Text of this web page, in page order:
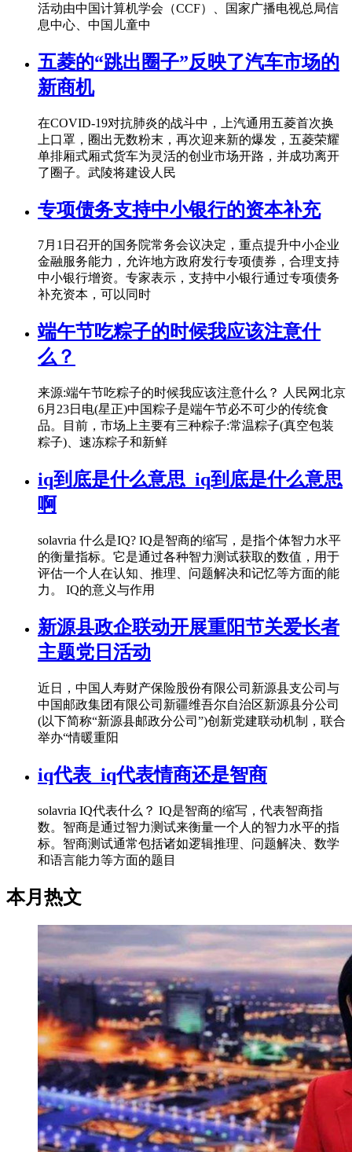
活动由中国计算机学会（CCF）、国家广播电视总局信
息中心、中国儿童中
五菱的“跳出圈子”反映了汽车市场的
新商机
在COVID-19对抗肺炎的战斗中，上汽通用五菱首次换
上口罩，圈出无数粉末，再次迎来新的爆发，五菱荣耀
单排厢式厢式货车为灵活的创业市场开路，并成功离开
了圈子。武陵将建设人民
专项债务支持中小银行的资本补充
7月1日召开的国务院常务会议决定，重点提升中小企业
金融服务能力，允许地方政府发行专项债券，合理支持
中小银行增资。专家表示，支持中小银行通过专项债务
补充资本，可以同时
端午节吃粽子的时候我应该注意什
么？
来源:端午节吃粽子的时候我应该注意什么？ 人民网北京
6月23日电(星正)中国粽子是端午节必不可少的传统食
品。目前，市场上主要有三种粽子:常温粽子(真空包装
粽子)、速冻粽子和新鲜
iq到底是什么意思_iq到底是什么意思
啊
solavria 什么是IQ? IQ是智商的缩写，是指个体智力水平
的衡量指标。它是通过各种智力测试获取的数值，用于
评估一个人在认知、推理、问题解决和记忆等方面的能
力。 IQ的意义与作用
新源县政企联动开展重阳节关爱长者
主题党日活动
近日，中国人寿财产保险股份有限公司新源县支公司与
中国邮政集团有限公司新疆维吾尔自治区新源县分公司
(以下简称“新源县邮政分公司”)创新党建联动机制，联合
举办“情暖重阳
iq代表_iq代表情商还是智商
solavria IQ代表什么？ IQ是智商的缩写，代表智商指
数。智商是通过智力测试来衡量一个人的智力水平的指
标。智商测试通常包括诸如逻辑推理、问题解决、数学
和语言能力等方面的题目
本月热文